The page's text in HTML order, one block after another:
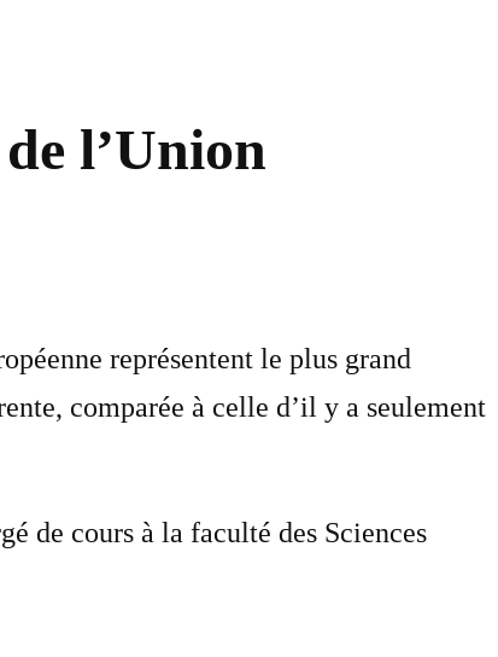
l’Union
représentent le plus grand
comparée à celle d’il y a seulement
de cours à la faculté des Sciences